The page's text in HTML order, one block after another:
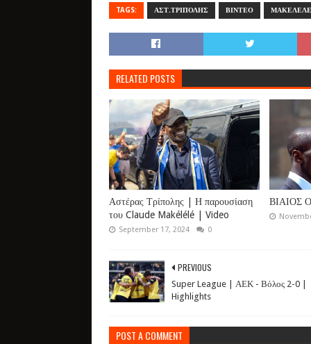
TAGS: ΑΣΤ.ΤΡΙΠΟΛΗΣ ΒΙΝΤΕΟ ΜΑΚΕΛΕΛΕ
RELATED POSTS
Αστέρας Τρίπολης | Η παρουσίαση
του Claude Makélélé | Video
September 17, 2024 0
ΒΙΑΙΟΣ
PREVIOUS
Super League | ΑΕΚ - Βόλος 2-0 |
Highlights
POST A COMMENT